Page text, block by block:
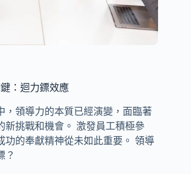
：迴力鏢效應
，領導力的本質已經演變，面臨著
新挑戰和機會。 激發員工積極參
功的奉獻精神從未如此重要。 領導
？